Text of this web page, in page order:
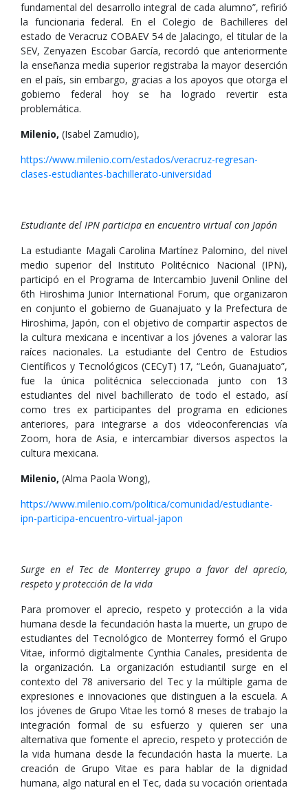
fundamental del desarrollo integral de cada alumno”, refirió
la funcionaria federal. En el Colegio de Bachilleres del
estado de Veracruz COBAEV 54 de Jalacingo, el titular de la
SEV, Zenyazen Escobar García, recordó que anteriormente
la enseñanza media superior registraba la mayor deserción
en el país, sin embargo, gracias a los apoyos que otorga el
gobierno federal hoy se ha logrado revertir esta
problemática.
Milenio, (Isabel Zamudio),
https://www.milenio.com/estados/veracruz-regresan-
clases-estudiantes-bachillerato-universidad
Estudiante del IPN participa en encuentro virtual con Japón
La estudiante Magali Carolina Martínez Palomino, del nivel
medio superior del Instituto Politécnico Nacional (IPN),
participó en el Programa de Intercambio Juvenil Online del
6th Hiroshima Junior International Forum, que organizaron
en conjunto el gobierno de Guanajuato y la Prefectura de
Hiroshima, Japón, con el objetivo de compartir aspectos de
la cultura mexicana e incentivar a los jóvenes a valorar las
raíces nacionales. La estudiante del Centro de Estudios
Científicos y Tecnológicos (CECyT) 17, “León, Guanajuato”,
fue la única politécnica seleccionada junto con 13
estudiantes del nivel bachillerato de todo el estado, así
como tres ex participantes del programa en ediciones
anteriores, para integrarse a dos videoconferencias vía
Zoom, hora de Asia, e intercambiar diversos aspectos la
cultura mexicana.
Milenio, (Alma Paola Wong),
https://www.milenio.com/politica/comunidad/estudiante-
ipn-participa-encuentro-virtual-japon
Surge en el Tec de Monterrey grupo a favor del aprecio,
respeto y protección de la vida
Para promover el aprecio, respeto y protección a la vida
humana desde la fecundación hasta la muerte, un grupo de
estudiantes del Tecnológico de Monterrey formó el Grupo
Vitae, informó digitalmente Cynthia Canales, presidenta de
la organización. La organización estudiantil surge en el
contexto del 78 aniversario del Tec y la múltiple gama de
expresiones e innovaciones que distinguen a la escuela. A
los jóvenes de Grupo Vitae les tomó 8 meses de trabajo la
integración formal de su esfuerzo y quieren ser una
alternativa que fomente el aprecio, respeto y protección de
la vida humana desde la fecundación hasta la muerte. La
creación de Grupo Vitae es para hablar de la dignidad
humana, algo natural en el Tec, dada su vocación orientada